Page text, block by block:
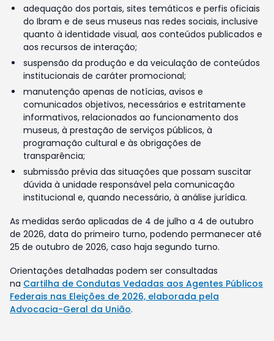
adequação dos portais, sites temáticos e perfis oficiais
do Ibram e de seus museus nas redes sociais, inclusive
quanto à identidade visual, aos conteúdos publicados e
aos recursos de interação;
suspensão da produção e da veiculação de conteúdos
institucionais de caráter promocional;
manutenção apenas de notícias, avisos e
comunicados objetivos, necessários e estritamente
informativos, relacionados ao funcionamento dos
museus, à prestação de serviços públicos, à
programação cultural e às obrigações de
transparência;
submissão prévia das situações que possam suscitar
dúvida à unidade responsável pela comunicação
institucional e, quando necessário, à análise jurídica.
As medidas serão aplicadas de 4 de julho a 4 de outubro
de 2026, data do primeiro turno, podendo permanecer até
25 de outubro de 2026, caso haja segundo turno.
Orientações detalhadas podem ser consultadas
na Cartilha de Condutas Vedadas aos Agentes Públicos
Federais nas Eleições de 2026, elaborada pela
Advocacia-Geral da União.